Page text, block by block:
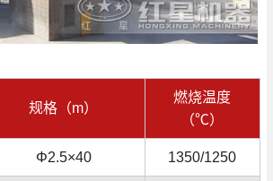
规格（m）
燃烧温度
（℃）
Φ2.5×40 1350/1250